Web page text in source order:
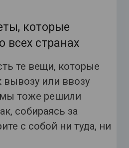
которые
всех странах
те вещи, которые
вывозу или ввозу
мы тоже решили
собираясь за
с собой ни туда, ни